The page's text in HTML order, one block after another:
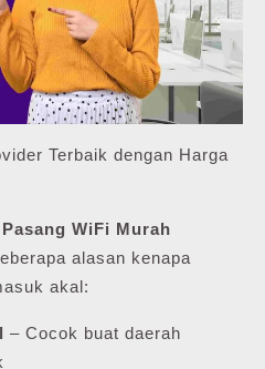
Terbaik dengan Harga
Pasang WiFi Murah
alasan kenapa
akal:
– Cocok buat daerah